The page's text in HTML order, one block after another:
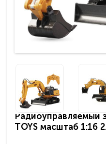
Радиоуправляемый
TOYS масштаб 1:16